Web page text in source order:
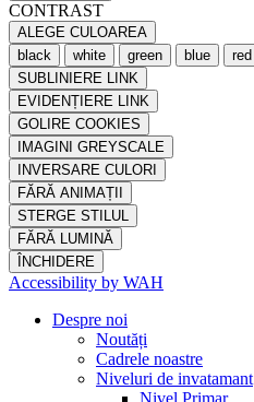
CONTRAST
ALEGE CULOAREA
black
white green blue red
SUBLINIERE LINK
EVIDENȚIERE LINK
GOLIRE COOKIES
IMAGINI GREYSCALE
INVERSARE CULORI
FĂRĂ ANIMAȚII
STERGE STILUL
FĂRĂ LUMINĂ
ÎNCHIDERE
Accessibility by WAH
Despre noi
Noutăți
Cadrele noastre
Niveluri de invatamant